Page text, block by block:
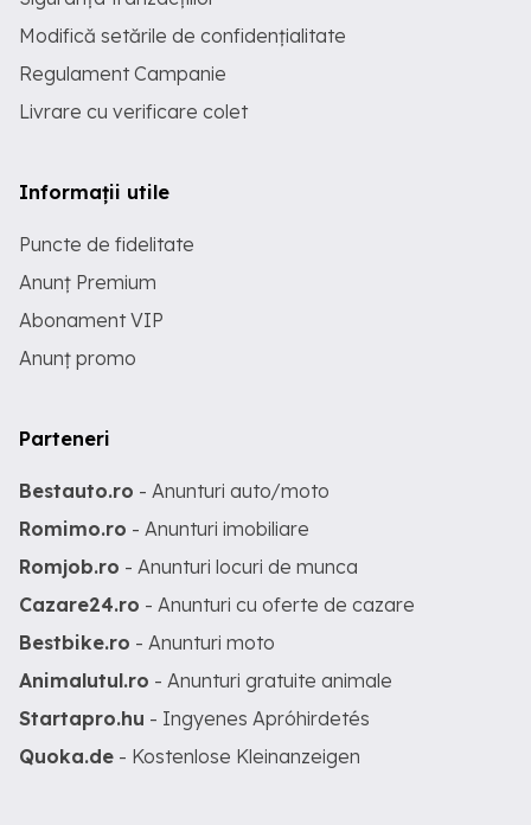
Modifică setările de confidențialitate
Regulament Campanie
Livrare cu verificare colet
Informații utile
Puncte de fidelitate
Anunț Premium
Abonament VIP
Anunț promo
Parteneri
Bestauto.ro - Anunturi auto/moto
Romimo.ro - Anunturi imobiliare
Romjob.ro - Anunturi locuri de munca
Cazare24.ro - Anunturi cu oferte de cazare
Bestbike.ro - Anunturi moto
Animalutul.ro - Anunturi gratuite animale
Startapro.hu - Ingyenes Apróhirdetés
Quoka.de - Kostenlose Kleinanzeigen